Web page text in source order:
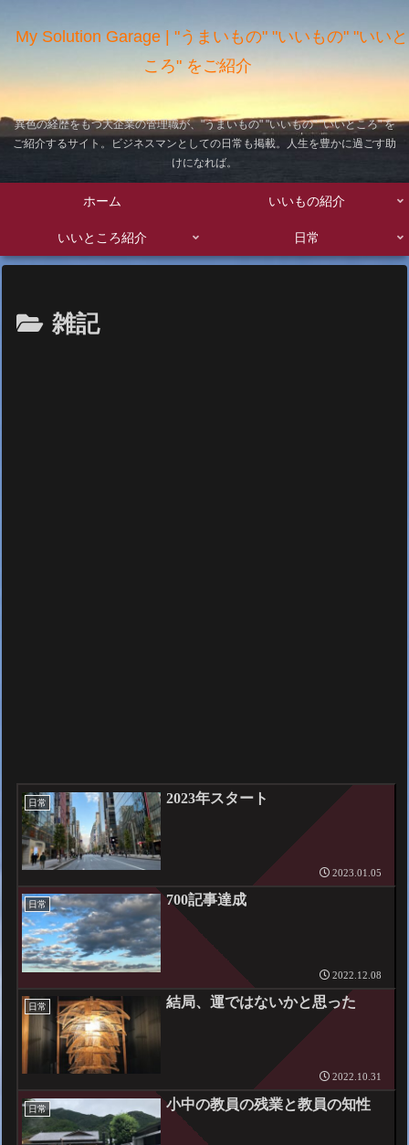
My Solution Garage | "うまいもの" "いいもの" "いいと
ころ" をご紹介
異色の経歴をもつ大企業の管理職が、"うまいもの" "いいもの" "いいところ" を
ご紹介するサイト。ビジネスマンとしての日常も掲載。人生を豊かに過ごす助
けになれば。
ホーム いいもの紹介
いいところ紹介 日常
雑記
日常 2023年スタート
2023.01.05
日常 700記事達成
2022.12.08
日常 結局、運ではないかと思った
2022.10.31
日常 小中の教員の残業と教員の知性